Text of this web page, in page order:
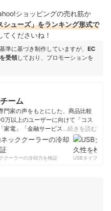
ショッピングの売れ筋か
シューズ」をランキング形式で
くださいね！
準に基づき制作していますが、 EC
受領しており、プロモーションを
ーム
門家の声をもとにした、商品比較
万以上のユーザーに向けて「コス
家電」「金融サービス」まで、ベ
らうために、毎日コンテンツを制
ムのプロフィール
…続きを読む
クーラーの冷却力を検証
USBタイプCケー